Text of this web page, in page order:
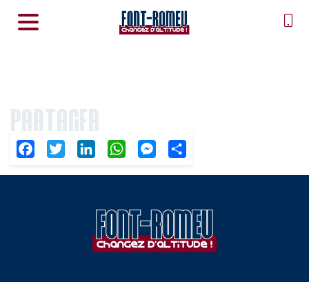
PARTAGER
FacebookTwitter LinkedIn WhatsAppMessenger